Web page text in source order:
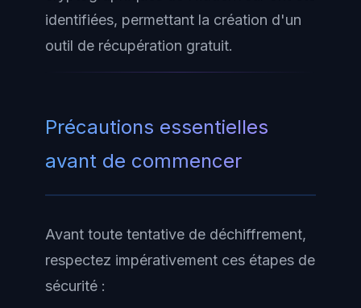
identifiées, permettant la création d'un
outil de récupération gratuit.
Précautions essentielles
avant de commencer
Avant toute tentative de déchiffrement,
respectez impérativement ces étapes de
sécurité :